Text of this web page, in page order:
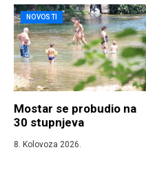
NOVOSTI
Mostar se probudio na
30 stupnjeva
8. Kolovoza 2026.